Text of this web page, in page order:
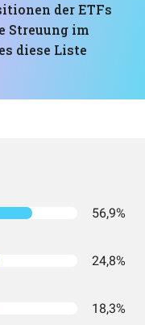
der ETFs
Streuung im
diese Liste
56,9%
24,8%
18,3%